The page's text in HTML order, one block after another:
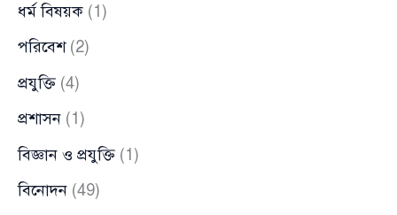
ধর্ম বিষয়ক (1)
পরিবেশ(2)
প্রযুক্তি (4)
প্রশাসন (1)
বিজ্ঞান ও প্রযুক্তি (1)
বিনোদন (49)